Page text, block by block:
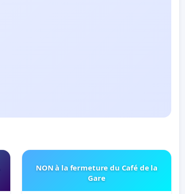
NON à la fermeture du Café de la
Gare